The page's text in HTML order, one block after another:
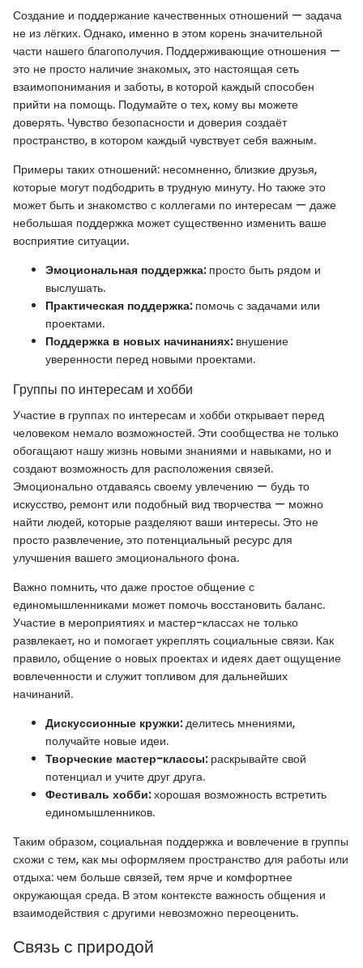
Создание и поддержание качественных отношений — задача
не из лёгких. Однако, именно в этом корень значительной
части нашего благополучия. Поддерживающие отношения —
это не просто наличие знакомых, это настоящая сеть
взаимопонимания и заботы, в которой каждый способен
прийти на помощь. Подумайте о тех, кому вы можете
доверять. Чувство безопасности и доверия создаёт
пространство, в котором каждый чувствует себя важным.
Примеры таких отношений: несомненно, близкие друзья,
которые могут подбодрить в трудную минуту. Но также это
может быть и знакомство с коллегами по интересам — даже
небольшая поддержка может существенно изменить ваше
восприятие ситуации.
Эмоциональная поддержка:просто быть рядом и
выслушать.
Практическая поддержка:помочь с задачами или
проектами.
Поддержка в новых начинаниях:внушение
уверенности перед новыми проектами.
Группы по интересам и хобби
Участие в группах по интересам и хобби открывает перед
человеком немало возможностей. Эти сообщества не только
обогащают нашу жизнь новыми знаниями и навыками, но и
создают возможность для расположения связей.
Эмоционально отдаваясь своему увлечению — будь то
искусство, ремонт или подобный вид творчества — можно
найти людей, которые разделяют ваши интересы. Это не
просто развлечение, это потенциальный ресурс для
улучшения вашего эмоционального фона.
Важно помнить, что даже простое общение с
единомышленниками может помочь восстановить баланс.
Участие в мероприятиях и мастер-классах не только
развлекает, но и помогает укреплять социальные связи. Как
правило, общение о новых проектах и идеях дает ощущение
вовлеченности и служит топливом для дальнейших
начинаний.
Дискуссионные кружки:делитесь мнениями,
получайте новые идеи.
Творческие мастер-классы:раскрывайте свой
потенциал и учите друг друга.
Фестиваль хобби:хорошая возможность встретить
единомышленников.
Таким образом, социальная поддержка и вовлечение в группы
схожи с тем, как мы оформляем пространство для работы или
отдыха: чем больше связей, тем ярче и комфортнее
окружающая среда. В этом контексте важность общения и
взаимодействия с другими невозможно переоценить.
Связь с природой